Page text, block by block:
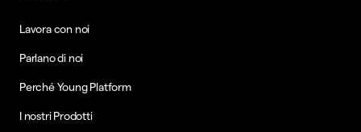
Lavora con noi
Parlano di noi
Perché Young Platform
I nostri Prodotti